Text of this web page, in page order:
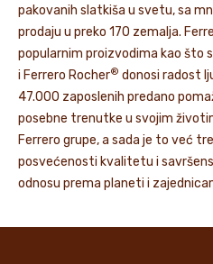
pakovanih slatkiša u svetu, sa
prodaju u preko 170 zemalja.
popularnim proizvodima kao što
i Ferrero Rocher® donosi radost
47.000 zaposlenih predano
posebne trenutke u svojim
Ferrero grupe, a sada je to već
posvećenosti kvalitetu i
odnosu prema planeti i